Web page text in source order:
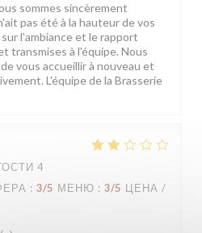
sommes sincèrement
pas été à la hauteur de vos
l'ambiance et le rapport
transmises à l'équipe. Nous
vous accueillir à nouveau et
L'équipe de la Brasserie
4
: 3/5 МЕНЮ : 3/5 ЦЕНА /